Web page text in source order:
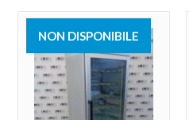
VENDUTO
NON DISPONIBILE